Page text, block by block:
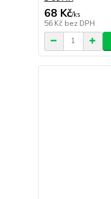
68 Kč/ks
56 Kč bez DPH